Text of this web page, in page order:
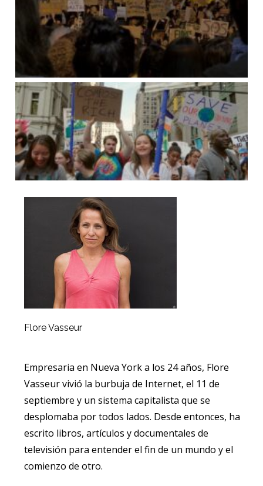
Flore Vasseur
Empresaria en Nueva York a los 24 años, Flore
Vasseur vivió la burbuja de Internet, el 11 de
septiembre y un sistema capitalista que se
desplomaba por todos lados. Desde entonces, ha
escrito libros, artículos y documentales de
televisión para entender el fin de un mundo y el
comienzo de otro.